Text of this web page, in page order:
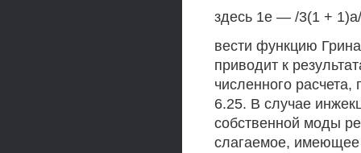
здесь 1е — /3(1 +
вести функцию
приводит к
численного
6.25. В случае
собственной моды
слагаемое, имеющее